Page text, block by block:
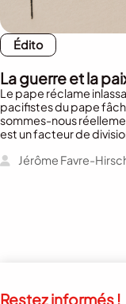
Édito
La guerre et la
Le pape réclame
pacifistes du pape
sommes-nous
est un facteur de
Jérôme Favre-
Restez informés !